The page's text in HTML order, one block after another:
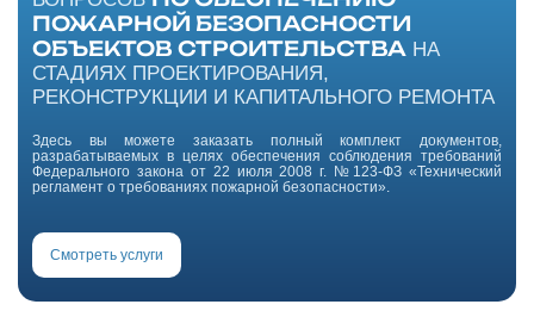
ПОЖАРНОЙ БЕЗОПАСНОСТИ
ОБЪЕКТОВ СТРОИТЕЛЬСТВА НА
СТАДИЯХ ПРОЕКТИРОВАНИЯ,
РЕКОНСТРУКЦИИ И КАПИТАЛЬНОГО РЕМОНТА
Здесь вы можете заказать полный комплект документов,
разрабатываемых в целях обеспечения соблюдения требований
Федерального закона от 22 июля 2008 г. №123-ФЗ «Технический
регламент о требованиях пожарной безопасности».
Смотреть услуги